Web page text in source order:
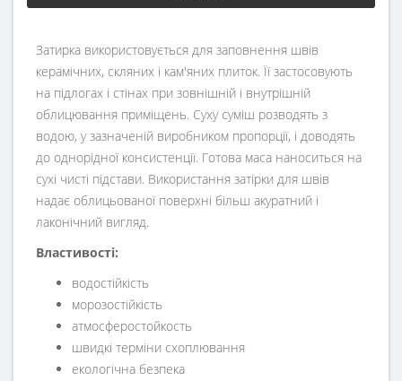
Затирка використовується для заповнення швів
керамічних, скляних і кам'яних плиток. Її застосовують
на підлогах і стінах при зовнішній і внутрішній
облицювання приміщень. Суху суміш розводять з
водою, у зазначеній виробником пропорції, і доводять
до однорідної консистенції. Готова маса наноситься на
сухі чисті підстави. Використання затірки для швів
надає облицьованої поверхні більш акуратний і
лаконічний вигляд.
Властивості:
водостійкість
морозостійкість
атмосферостойкость
швидкі терміни схоплювання
екологічна безпека